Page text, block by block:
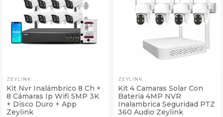
ZEYLINK
Kit Nvr Inalámbrico 8 Ch +
8 Cámaras Ip Wifi 5MP 3K
+ Disco Duro + App
Zeylink
ZEYLINK
Kit 4 Camaras Solar Con
Bateria 4MP NVR
Inalambrica Seguridad PTZ
360 Audio Zeylink